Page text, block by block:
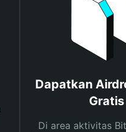
Dapatkan
Gratis
Di area aktivitas